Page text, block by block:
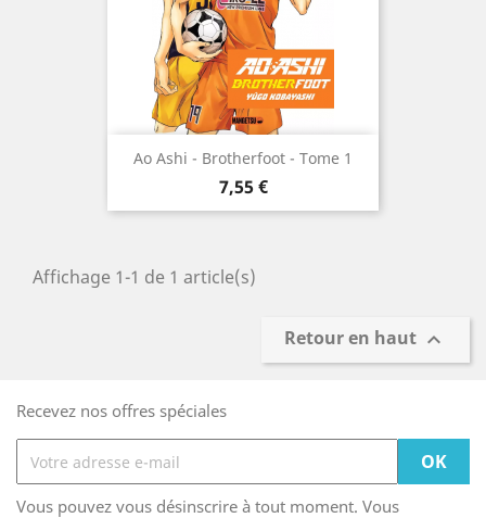
Ao Ashi - Brotherfoot - Tome 1
Prix
7,55 €
Affichage 1-1 de 1 article(s)
Retour en haut 
Recevez nos offres spéciales
Vous pouvez vous désinscrire à tout moment. Vous